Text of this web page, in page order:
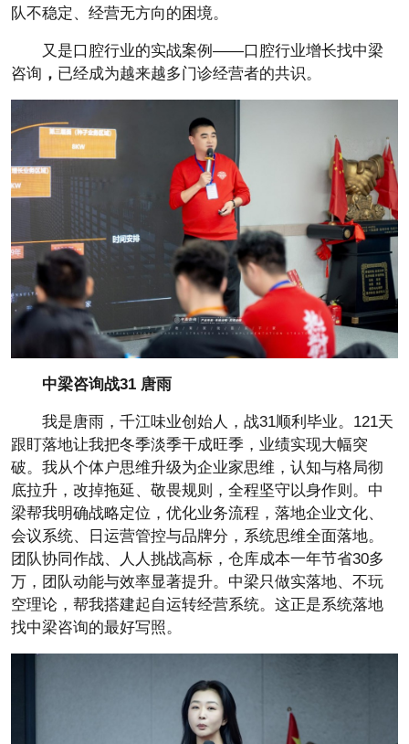
队不稳定、经营无方向的困境。
又是口腔行业的实战案例——口腔行业增长找中梁
咨询 ， 已经成为越来越多门诊经营者的共识。
中梁咨询战31 唐雨
我是唐雨，千江味业创始人，战31顺利毕业。121天
跟盯落地让我把冬季淡季干成旺季，业绩实现大幅突
破。我从个体户思维升级为企业家思维，认知与格局彻
底拉升，改掉拖延、敬畏规则，全程坚守以身作则。中
梁帮我明确战略定位，优化业务流程，落地企业文化、
会议系统、日运营管控与品牌分，系统思维全面落地。
团队协同作战、人人挑战高标，仓库成本一年节省30多
万，团队动能与效率显著提升。中梁只做实落地、不玩
空理论，帮我搭建起自运转经营系统。这正是系统落地
找中梁咨询的最好写照。